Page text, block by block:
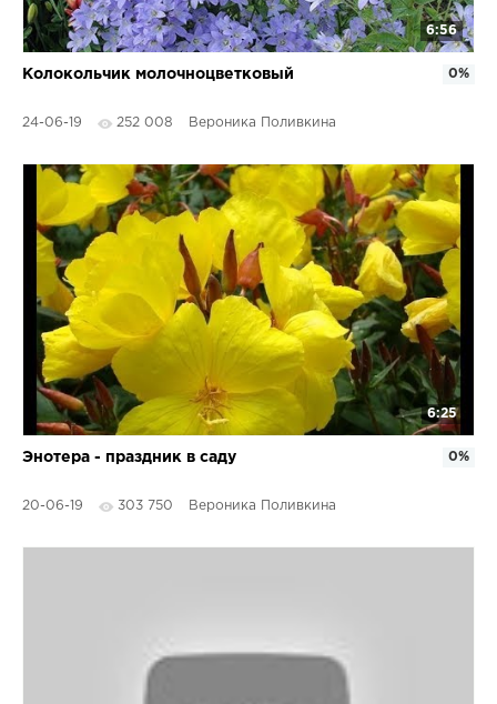
6:56
Колокольчик молочноцветковый
24-06-19 252 008 Вероника Поливкина
0%
6:25
Энотера - праздник в саду
20-06-19 303 750 Вероника Поливкина
0%